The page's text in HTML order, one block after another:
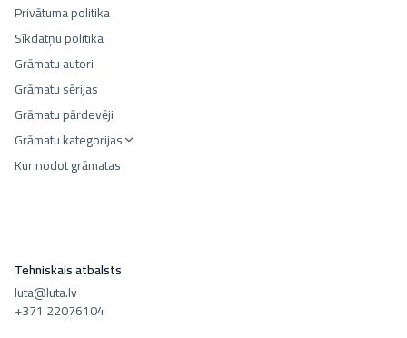
Privātuma politika
Sīkdatņu politika
Grāmatu autori
Grāmatu sērijas
Grāmatu pārdevēji
Grāmatu kategorijas
Kur nodot grāmatas
Tehniskais atbalsts
luta@luta.lv
+371 22076104